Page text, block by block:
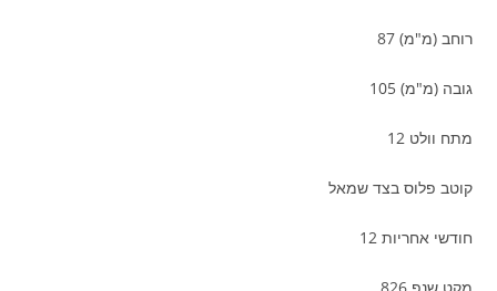
רוחב (מ"מ) 87
גובה (מ"מ) 105
מתח וולט 12
קוטב פלוס בצד שמאל
חודשי אחריות 12